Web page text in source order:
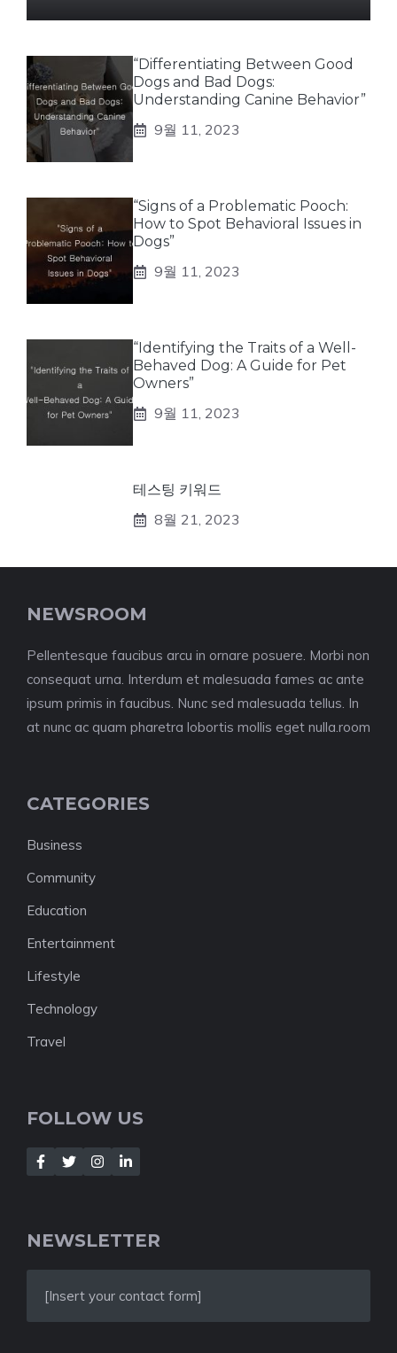
“Differentiating Between Good
Dogs and Bad Dogs:
Understanding Canine Behavior”
9월 11, 2023
“Signs of a Problematic Pooch:
How to Spot Behavioral Issues in
Dogs”
9월 11, 2023
“Identifying the Traits of a Well-
Behaved Dog: A Guide for Pet
Owners”
9월 11, 2023
테스팅 키워드
8월 21, 2023
NEWSROOM
Pellentesque faucibus arcu in ornare posuere. Morbi non
consequat urna. Interdum et malesuada fames ac ante
ipsum primis in faucibus. Nunc sed malesuada tellus. In
at nunc ac quam pharetra lobortis mollis eget nulla.room
CATEGORIES
Business
Community
Education
Entertainment
Lifestyle
Technology
Travel
FOLLOW US
NEWSLETTER
[Insert your contact form]